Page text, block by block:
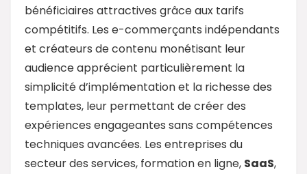
bénéficiaires attractives grâce aux tarifs
compétitifs. Les e-commerçants indépendants
et créateurs de contenu monétisant leur
audience apprécient particulièrement la
simplicité d’implémentation et la richesse des
templates, leur permettant de créer des
expériences engageantes sans compétences
techniques avancées. Les entreprises du
secteur des services, formation en ligne, SaaS,